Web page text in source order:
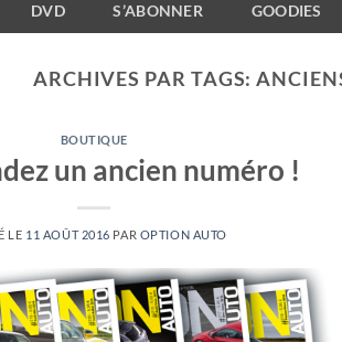
DVD S’ABONNER GOODIES
ARCHIVES PAR TAGS:
BOUTIQUE
un ancien numéro !
LE 11 AOÛT 2016 PAR OPTION AUTO